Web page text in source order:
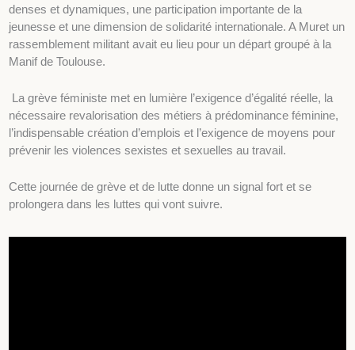
denses et dynamiques, une participation importante de la
jeunesse et une dimension de solidarité internationale. A Muret un
rassemblement militant avait eu lieu pour un départ groupé à la
Manif de Toulouse.
La grève féministe met en lumière l’exigence d’égalité réelle, la
nécessaire revalorisation des métiers à prédominance féminine,
l’indispensable création d’emplois et l’exigence de moyens pour
prévenir les violences sexistes et sexuelles au travail.
Cette journée de grève et de lutte donne un signal fort et se
prolongera dans les luttes qui vont suivre.